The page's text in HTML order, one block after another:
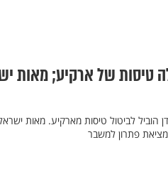
טיסות של ארקיע; מאות
הוביל לביטול טיסות מארקיע. מאות
פתרון למשבר